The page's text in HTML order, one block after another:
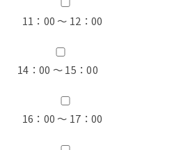
11：00 ～ 12：00
14：00 ～ 15：00
16：00 ～ 17：00